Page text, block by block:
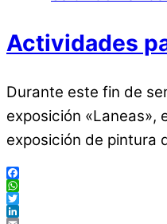
Actividades
Durante este fin de
exposición «Laneas»,
exposición de pintura
Facebook
WhatsApp
Twitter